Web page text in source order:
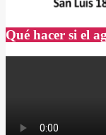
Qué hacer si el